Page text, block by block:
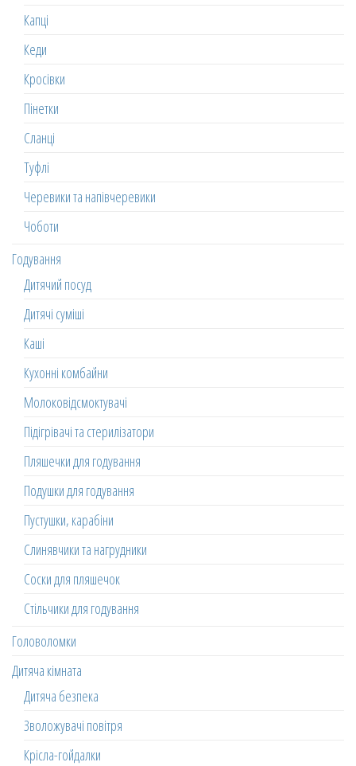
Капці
Кеди
Кросівки
Пінетки
Сланці
Туфлі
Черевики та напівчеревики
Чоботи
Годування
Дитячий посуд
Дитячі суміші
Каші
Кухонні комбайни
Молоковідсмоктувачі
Підігрівачі та стерилізатори
Пляшечки для годування
Подушки для годування
Пустушки, карабіни
Слинявчики та нагрудники
Соски для пляшечок
Стільчики для годування
Головоломки
Дитяча кімната
Дитяча безпека
Зволожувачі повітря
Крісла-гойдалки